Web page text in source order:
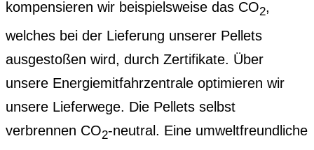
kompensieren wir beispielsweise das CO2,
welches bei der Lieferung unserer Pellets
ausgestoßen wird, durch Zertifikate. Über
unsere Energiemitfahrzentrale optimieren wir
unsere Lieferwege. Die Pellets selbst
verbrennen CO2-neutral. Eine umweltfreundliche